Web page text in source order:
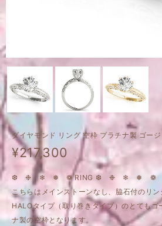
ダイヤモンド リング 空枠 プラチナ製 ゴー
¥217,300
❆ ❉ ❄ ❅ ❁ RING ❆ ❉ ❄ ❅ ❁
こちらはメインストーンなし、脇石付のリン
HALOタイプ（取り巻きタイプ）のとてもゴ
ナ製の空枠となります。